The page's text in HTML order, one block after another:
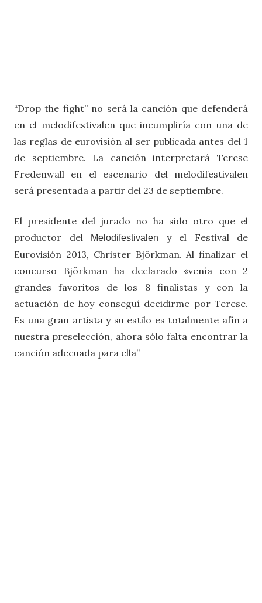
“Drop the fight” no será la canción que defenderá
en el melodifestivalen que incumpliría con una de
las reglas de eurovisión al ser publicada antes del 1
de septiembre. La canción interpretará Terese
Fredenwall en el escenario del melodifestivalen
será presentada a partir del 23 de septiembre.
El presidente del jurado no ha sido otro que el
productor del
Melodifestivalen
y el Festival de
Eurovisión 2013, Christer Björkman. Al finalizar el
concurso Björkman ha declarado «venía con 2
grandes favoritos de los 8 finalistas y con la
actuación de hoy conseguí decidirme por Terese.
Es una gran artista y su estilo es totalmente afín a
nuestra preselección, ahora sólo falta encontrar la
canción adecuada para ella”